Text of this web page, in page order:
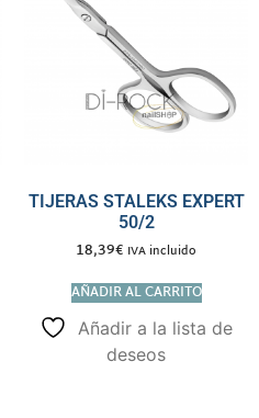
TIJERAS STALEKS EXPERT
50/2
18,39€ IVA incluido
AÑADIR AL CARRITO
Añadir a la lista de
deseos